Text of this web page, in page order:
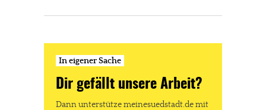
In eigener Sache
Dir gefällt unsere Arbeit?
Dann unterstütze meinesuedstadt.de mit